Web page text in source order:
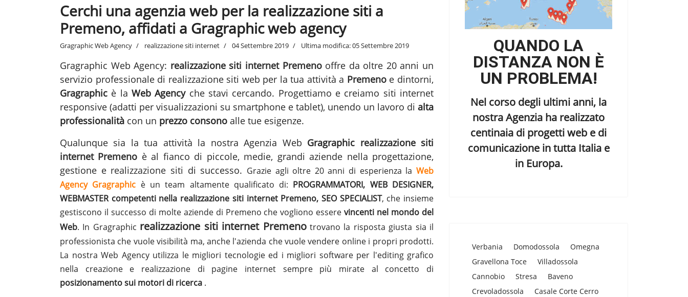
Cerchi una agenzia web per la realizzazione siti a
Premeno, affidati a Gragraphic web agency
Gragraphic Web Agency realizzazione siti internet 04 Settembre 2019 Ultima modifica: 05 Settembre 2019
Gragraphic Web Agency: realizzazione siti internet Premenooffre da oltre 20 anni un
servizio professionale di realizzazione siti web per la tua attività a Premenoe dintorni,
Gragraphic è laWeb Agencyche stavi cercando. Progettiamo e creiamo siti internet
responsive (adatti per visualizzazioni su smartphone e tablet), unendo un lavoro di alta
professionalità con un prezzo consono alle tue esigenze.
Qualunque sia la tua attività la nostra Agenzia Web Gragraphic realizzazione siti
internet Premeno è al fianco di piccole, medie, grandi aziende nella progettazione,
gestione e realizzazione siti di successo. Grazie agli oltre 20 anni di esperienza laWeb
Agency Gragraphic è un team altamente qualificato di: PROGRAMMATORI, WEB DESIGNER,
WEBMASTER competenti nella realizzazione siti internet Premeno, SEO SPECIALIST, che insieme
gestiscono il successo di molte aziende di Premeno che vogliono esserevincenti nel mondo del
Web. In Gragraphic realizzazione siti internet Premenotrovano la risposta giusta sia il
professionista che vuole visibilità ma, anche l'azienda che vuole vendere online i propri prodotti.
La nostra Web Agency utilizza le migliori tecnologie ed i migliori software per l'editing grafico
nella creazione e realizzazione di pagine internet sempre più mirate al concetto di
posizionamento sui motori di ricerca .
QUANDO LA
DISTANZA NON È
UN PROBLEMA!
Nel corso degli ultimi anni, la
nostra Agenzia ha realizzato
centinaia di progetti web e di
comunicazione in tutta Italia e
in Europa.
Verbania Domodossola
Omegna
Gravellona Toce
Villadossola
Cannobio
Stresa
Baveno
Crevoladossola
Casale Corte Cerro